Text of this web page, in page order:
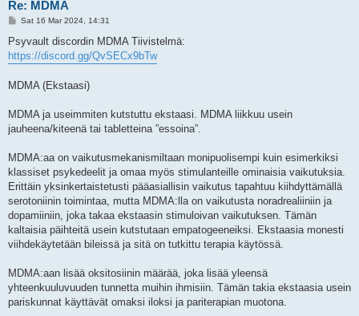
Re: MDMA
P
s
Sat 16 Mar 2024, 14:31
Psyvault discordin MDMA Tiivistelmä:
https://discord.gg/QvSECx9bTw
MDMA (Ekstaasi)
MDMA ja useimmiten kutstuttu ekstaasi. MDMA liikkuu usein
jauheena/kiteenä tai tabletteina ”essoina”.
MDMA:aa on vaikutusmekanismiltaan monipuolisempi kuin esimerkiksi
klassiset psykedeelit ja omaa myös stimulanteille ominaisia vaikutuksia.
Erittäin yksinkertaistetusti pääasiallisin vaikutus tapahtuu kiihdyttämällä
serotoniinin toimintaa, mutta MDMA:lla on vaikutusta noradrealiiniin ja
dopamiiniin, joka takaa ekstaasin stimuloivan vaikutuksen. Tämän
kaltaisia päihteitä usein kutstutaan empatogeeneiksi. Ekstaasia monesti
viihdekäytetään bileissä ja sitä on tutkittu terapia käytössä.
MDMA:aan lisää oksitosiinin määrää, joka lisää yleensä
yhteenkuuluvuuden tunnetta muihin ihmisiin. Tämän takia ekstaasia usein
pariskunnat käyttävät omaksi iloksi ja pariterapian muotona.